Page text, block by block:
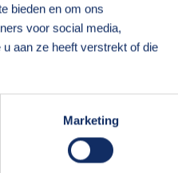
bieden en om ons
voor social media,
aan ze heeft verstrekt of die
Marketing
information).